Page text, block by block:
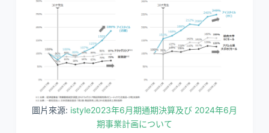
圖片來源: istyle2023年6月期通期決算及び 2024年6月
期事業計画について